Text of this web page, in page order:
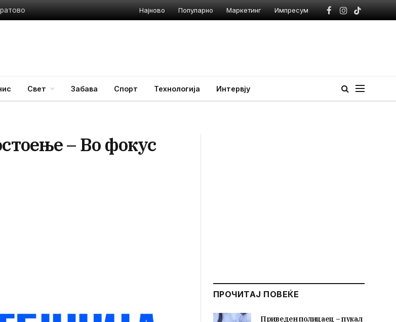
Најново Популарно Маркетинг Импресум
Facebook
Instagram
TikTok
Свет Забава Спорт Технологија Интервју
– Во фокус
ПРОЧИТАЈ ПОВЕЌЕ
Приведен полицаец – пукал